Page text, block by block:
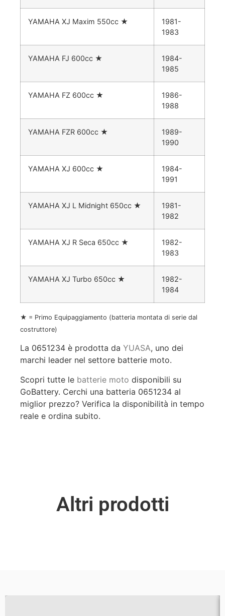
YAMAHA XJ Maxim 550cc ★
1981-
1983
YAMAHA FJ 600cc ★
1984-
1985
YAMAHA FZ 600cc ★
1986-
1988
YAMAHA FZR 600cc ★
1989-
1990
YAMAHA XJ 600cc ★
1984-
1991
YAMAHA XJ L Midnight 650cc ★
1981-
1982
YAMAHA XJ R Seca 650cc ★
1982-
1983
YAMAHA XJ Turbo 650cc ★
1982-
1984
★ = Primo Equipaggiamento (batteria montata di serie dal
costruttore)
La 0651234 è prodotta da YUASA, uno dei
marchi leader nel settore batterie moto.
Scopri tutte le batterie moto disponibili su
GoBattery. Cerchi una batteria 0651234 al
miglior prezzo? Verifica la disponibilità in tempo
reale e ordina subito.
Altri prodotti